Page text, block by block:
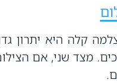
קלה היא
מצד שני, אם